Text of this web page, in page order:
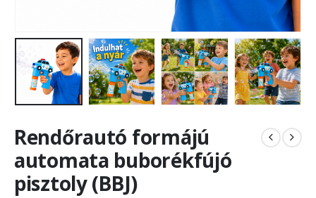
Rendőrautó formájú
automata buborékfújó
pisztoly (BBJ)